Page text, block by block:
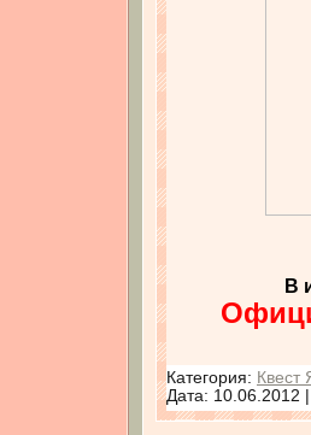
В
Категория: Квест
Дата: 10.06.2012